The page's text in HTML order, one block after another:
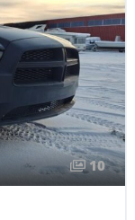
10